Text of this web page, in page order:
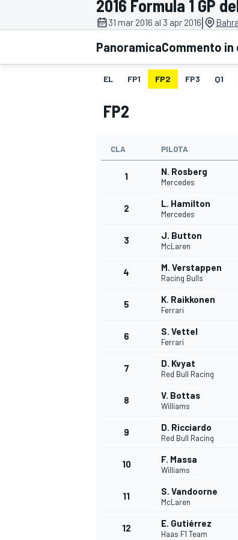
MOTOGP
WRC
MONOPOSTO
2016 Formula 1 GP
31 mar 2016 al 3 apr 2016|
PanoramicaCommento
EL FP1 FP2 FP3 Q1
FP2
CLA PILOTA
1 N. Rosberg
Mercedes
2 L. Hamilton
Mercedes
3 J. Button
McLaren
4 M. Verstappen
Racing Bulls
5 K. Raikkonen
Ferrari
6 S. Vettel
Ferrari
7 D. Kvyat
Red Bull Racing
8 V. Bottas
Williams
9 D. Ricciardo
Red Bull Racing
10 F. Massa
Williams
11 S. Vandoorne
McLaren
12 E. Gutiérrez
Haas F1 Team